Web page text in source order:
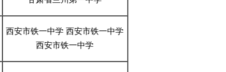
西安市铁一中学 西安市铁一中学
西安市铁一中学